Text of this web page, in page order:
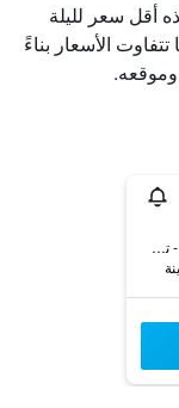
أقل سعر لليلة
الأسعار بناءً
وموقعه.
2 Via Cumünela, لا بونت - تشامويس-تش, كانتون غراوبوندن, سويسرا